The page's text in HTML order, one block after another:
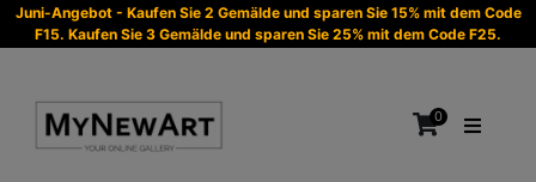
Juni-Angebot - Kaufen Sie 2 Gemälde und sparen Sie 15% mit dem Code
F15. Kaufen Sie 3 Gemälde und sparen Sie 25% mit dem Code F25.
0